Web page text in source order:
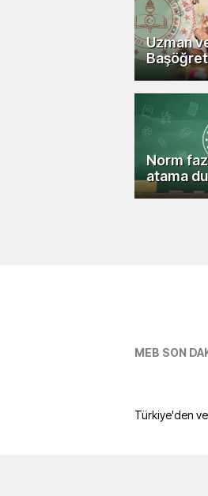
Uzman
Belli
Norm
atama
iller
2024'e
MEB SON
Türkiye'den